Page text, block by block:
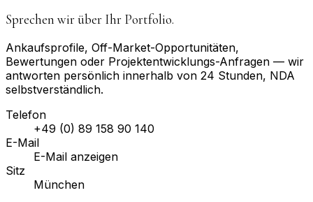
Sprechen wir über Ihr Portfolio.
Ankaufsprofile, Off-Market-Opportunitäten,
Bewertungen oder Projektentwicklungs-Anfragen — wir
antworten persönlich innerhalb von 24 Stunden, NDA
selbstverständlich.
Telefon
+49 (0) 89 158 90 140
E-Mail
E-Mail anzeigen
Sitz
München